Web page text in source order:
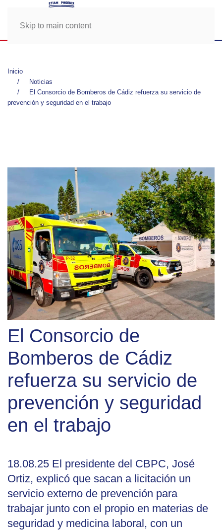
Skip to main content
Inicio
Noticias
El Consorcio de Bomberos de Cádiz refuerza su servicio de
prevención y seguridad en el trabajo
El Consorcio de
Bomberos de Cádiz
refuerza su servicio de
prevención y seguridad
en el trabajo
18.08.25 El presidente del CBPC, José
Ortiz, explicó que sacan a licitación un
servicio externo de prevención para
trabajar junto con el propio en materias de
seguridad y medicina laboral, con un